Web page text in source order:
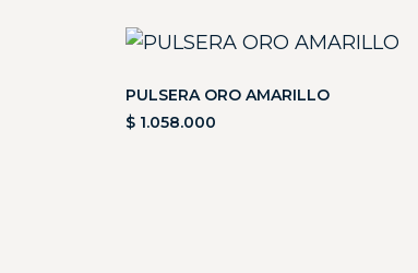
PULSERA ORO AMARILLO
$1.058.000